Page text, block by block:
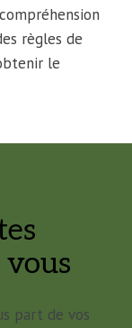
règles de
le
vous
part de vos